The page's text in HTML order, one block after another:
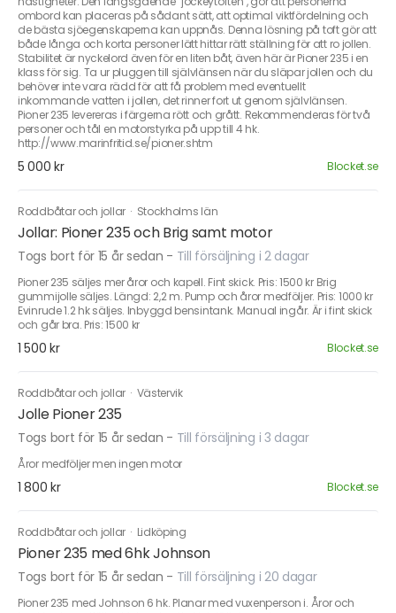
ombord kan placeras på sådant sätt, att optimal viktfördelning och
de bästa sjöegenskaperna kan uppnås. Denna lösning på toft gör att
både långa och korta personer lätt hittar rätt ställning för att ro jollen.
Stabilitet är nyckelord även för en liten båt, även här är Pioner 235 i en
klass för sig. Ta ur pluggen till självlänsen när du släpar jollen och du
behöver inte vara rädd för att få problem med eventuellt
inkommande vatten i jollen, det rinner fort ut genom självlänsen.
Pioner 235 levereras i färgerna rött och grått. Rekommenderas för två
personer och tål en motorstyrka på upp till 4 hk.
http://www.marinfritid.se/pioner.shtm
5 000 kr Blocket.se
Roddbåtar och jollar · Stockholms län
Jollar: Pioner 235 och Brig samt motor
Togs bort för 15 år sedan - Till försäljning i 2 dagar
Pioner 235 säljes mer åror och kapell. Fint skick. Pris: 1500 kr Brig
gummijolle säljes. Längd: 2,2 m. Pump och åror medföljer. Pris: 1000 kr
Evinrude 1.2 hk säljes. Inbyggd bensintank. Manual ingår. Är i fint skick
och går bra. Pris: 1500 kr
1 500 kr Blocket.se
Roddbåtar och jollar · Västervik
Jolle Pioner 235
Togs bort för 15 år sedan - Till försäljning i 3 dagar
Åror medföljer men ingen motor
1 800 kr Blocket.se
Roddbåtar och jollar · Lidköping
Pioner 235 med 6hk Johnson
Togs bort för 15 år sedan - Till försäljning i 20 dagar
Pioner 235 med Johnson 6 hk. Planar med vuxenperson i. Åror och